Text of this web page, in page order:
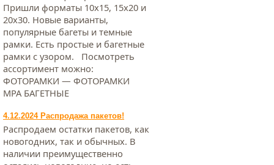
Пришли форматы 10х15, 15х20 и
20х30. Новые варианты,
популярные багеты и темные
рамки. Есть простые и багетные
рамки с узором. Посмотреть
ассортимент можно:
ФОТОРАМКИ — ФОТОРАМКИ
МРА БАГЕТНЫЕ
4.12.2024 Распродажа пакетов!
Распродаем остатки пакетов, как
новогодних, так и обычных. В
наличии преимущественно